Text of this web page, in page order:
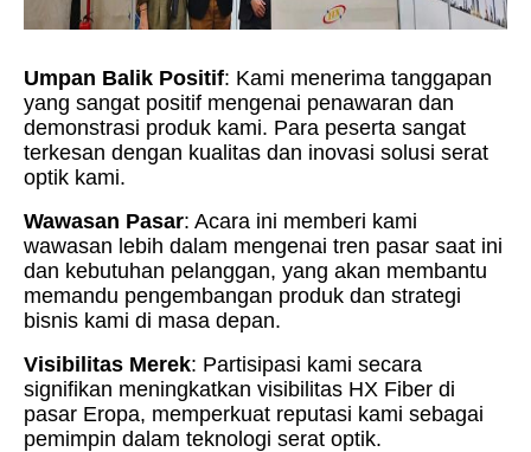
Umpan Balik Positif: Kami menerima tanggapan
yang sangat positif mengenai penawaran dan
demonstrasi produk kami. Para peserta sangat
terkesan dengan kualitas dan inovasi solusi serat
optik kami.
Wawasan Pasar: Acara ini memberi kami
wawasan lebih dalam mengenai tren pasar saat ini
dan kebutuhan pelanggan, yang akan membantu
memandu pengembangan produk dan strategi
bisnis kami di masa depan.
Visibilitas Merek: Partisipasi kami secara
signifikan meningkatkan visibilitas HX Fiber di
pasar Eropa, memperkuat reputasi kami sebagai
pemimpin dalam teknologi serat optik.